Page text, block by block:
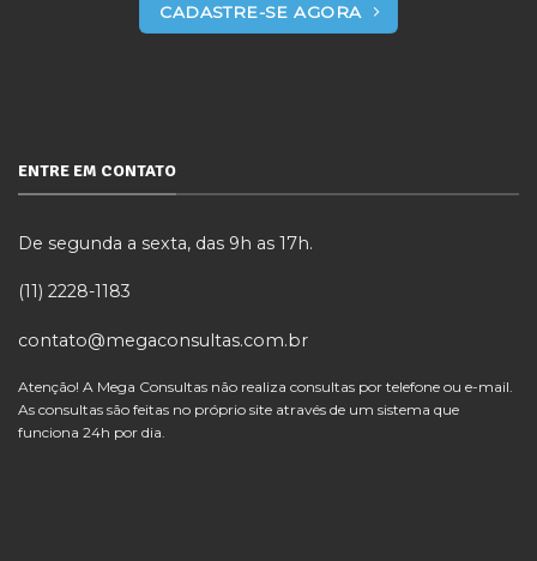
CADASTRE-SE AGORA
ENTRE EM CONTATO
De segunda a sexta, das 9h as 17h.
(11) 2228-1183
contato@megaconsultas.com.br
Atenção! A Mega Consultas não realiza consultas por telefone ou e-mail.
As consultas são feitas no próprio site através de um sistema que
funciona 24h por dia.